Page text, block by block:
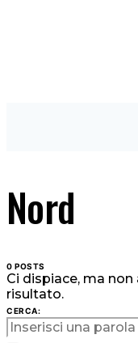
Nord
0 POSTS
Ci dispiace, ma
risultato.
CERCA: